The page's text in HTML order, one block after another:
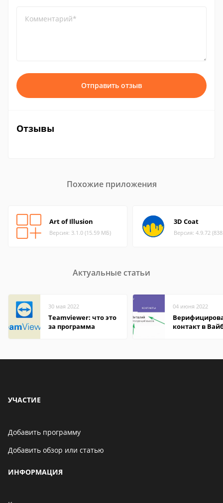
Комментарий*
Отправить отзыв
Отзывы
Похожие приложения
Art of Illusion
Версия: 3.1.0 (15.59 МБ)
3D Coat
Версия: 4.9.72
Актуальные статьи
30 мая 2022
Teamviewer: что это
за программа
04 июня 2022
контакт в
УЧАСТИЕ
Добавить программу
Добавить обзор или статью
ИНФОРМАЦИЯ